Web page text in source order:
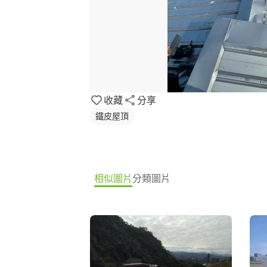
收藏 分享
鐵皮屋頂
相似圖片分類圖片